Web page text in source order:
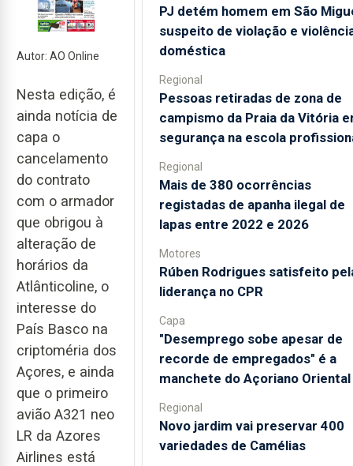
Autor: AO Online
Nesta edição, é
ainda notícia de
capa o
cancelamento
do contrato
com o armador
que obrigou à
alteração de
horários da
Atlânticoline, o
interesse do
País Basco na
criptoméria dos
Açores, e ainda
que o primeiro
avião A321 neo
LR da Azores
Airlines está
PJ detém homem em São
suspeito de violação e
doméstica
Regional
Pessoas retiradas de zona de
campismo da Praia da Vitória
segurança na escola
Regional
Mais de 380 ocorrências
registadas de apanha ilegal de
lapas entre 2022 e 2026
Motores
Rúben Rodrigues satisfeito
liderança no CPR
Capa
"Desemprego sobe apesar de
recorde de empregados" é a
manchete do Açoriano Oriental
Regional
Novo jardim vai preservar 400
variedades de Camélias